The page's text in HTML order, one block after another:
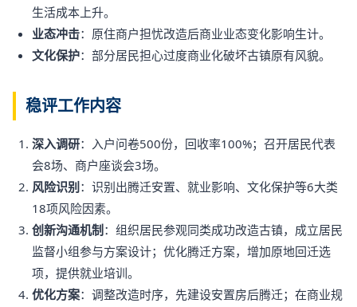
生活成本上升。
业态冲击：原住商户担忧改造后商业业态变化影响生计。
文化保护：部分居民担心过度商业化破坏古镇原有风貌。
稳评工作内容
深入调研：入户问卷500份，回收率100%；召开居民代表
会8场、商户座谈会3场。
风险识别 ：识别出腾迁安置、就业影响、文化保护等6大类
18项风险因素。
创新沟通机制 ：组织居民参观同类成功改造古镇，成立居民
监督小组参与方案设计；优化腾迁方案，增加原地回迁选
项，提供就业培训。
优化方案：调整改造时序，先建设安置房后腾迁；在商业规